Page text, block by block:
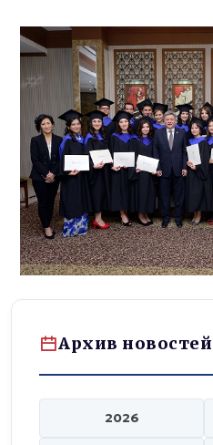
Архив новостей
2026